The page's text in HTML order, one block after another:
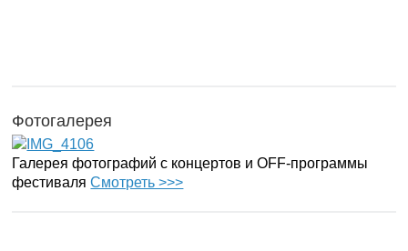
Фотогалерея
Галерея фотографий с концертов и OFF-программы
фестиваляСмотреть >>>